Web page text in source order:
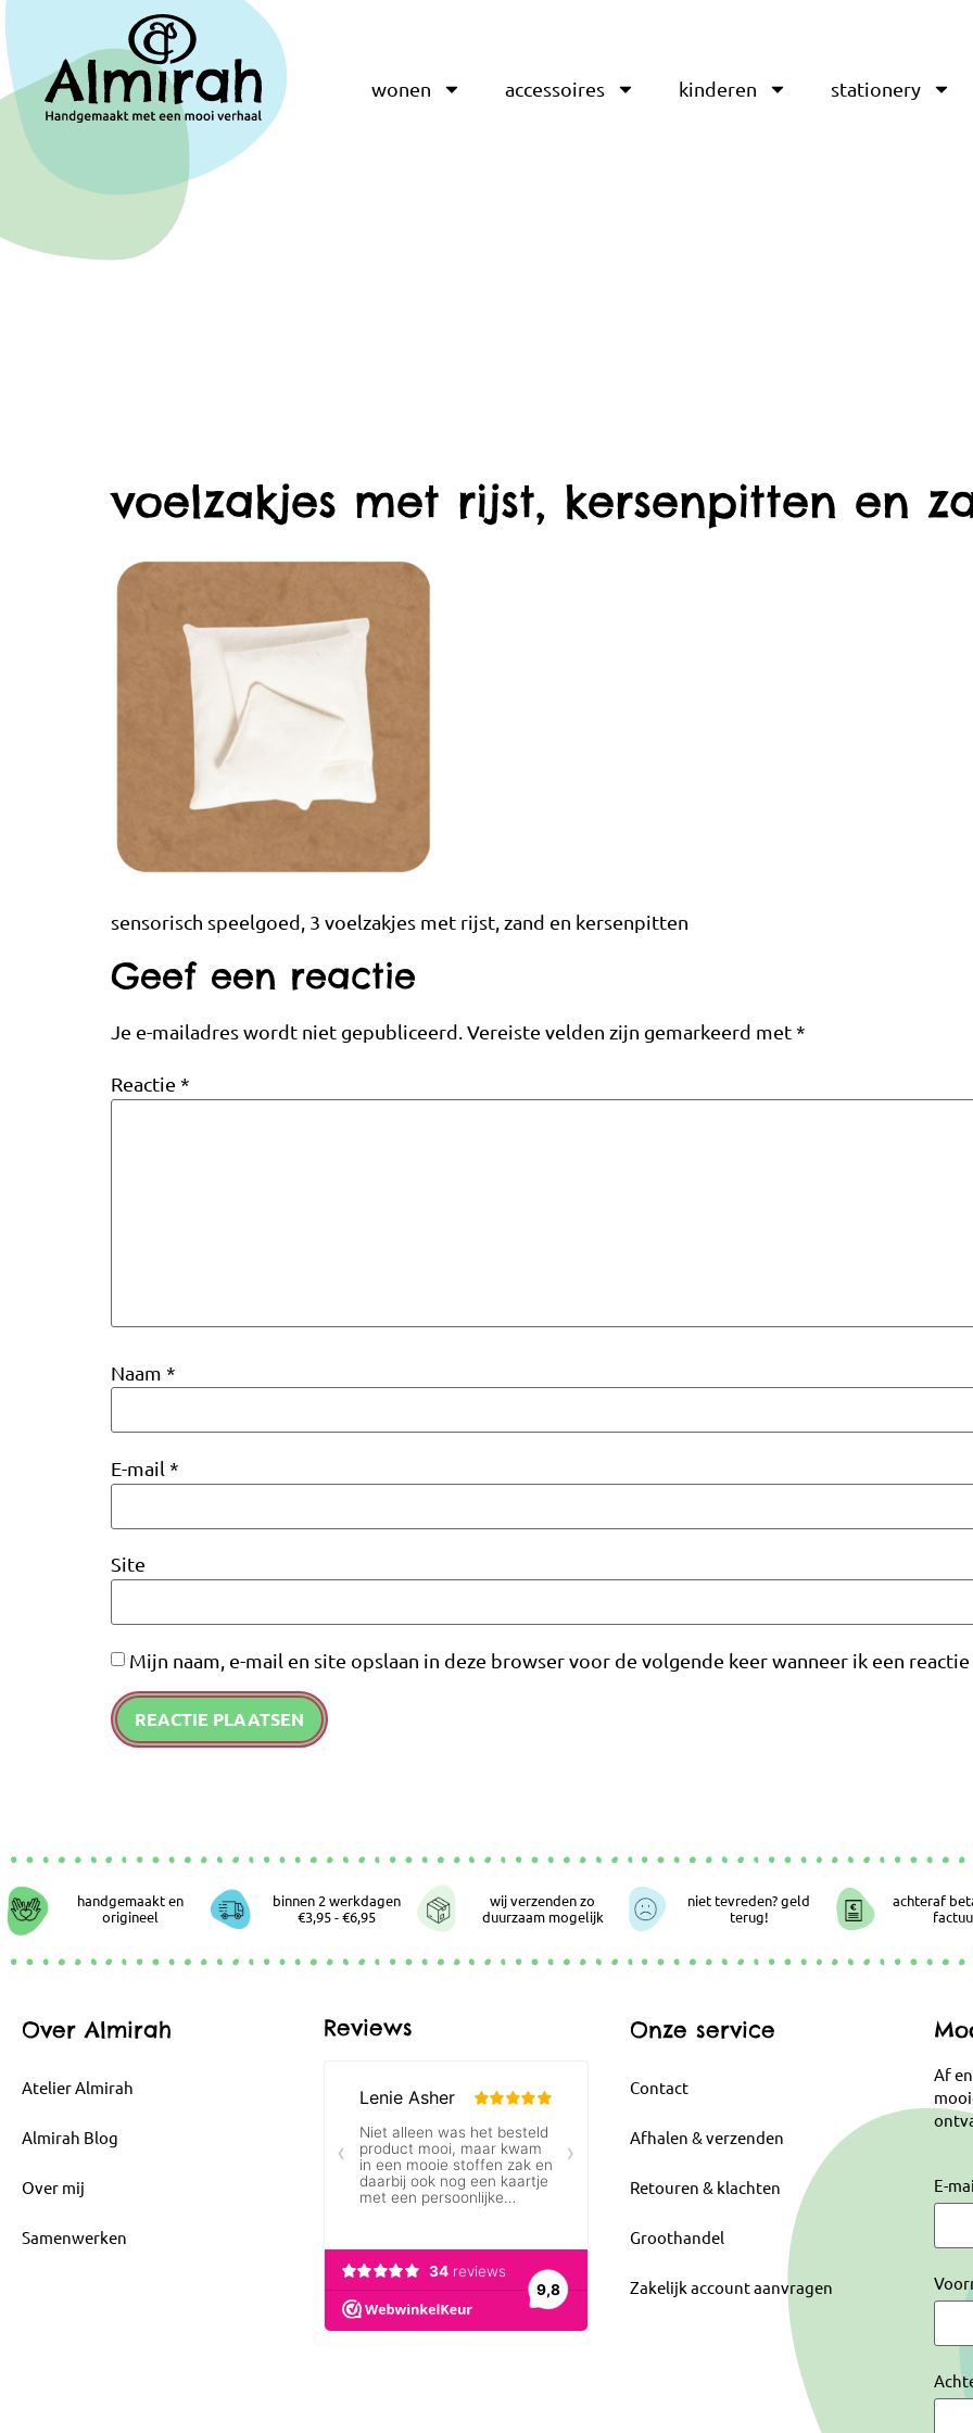
wonen accessoires kinderen stationery
voelzakjes met rijst, kersenpitten en
sensorisch speelgoed, 3 voelzakjes met rijst, zand en kersenpitten
Geef een reactie
Je e-mailadres wordt niet gepubliceerd. Vereiste velden zijn gemarkeerd met*
Reactie *
Naam *
E-mail *
Site
Mijn naam, e-mail en site opslaan in deze browser voor de volgende keer wanneer ik een
handgemaakt en
origineel
binnen 2 werkdagen
€3,95 - €6,95
wij verzenden zo
duurzaam mogelijk
niet tevreden? geld
terug!
achteraf
Over Almirah
Atelier Almirah
Almirah Blog
Over mij
Samenwerken
Reviews Onze service
Contact
Afhalen & verzenden
Retouren & klachten
Groothandel
Zakelijk account aanvragen
Af
E-